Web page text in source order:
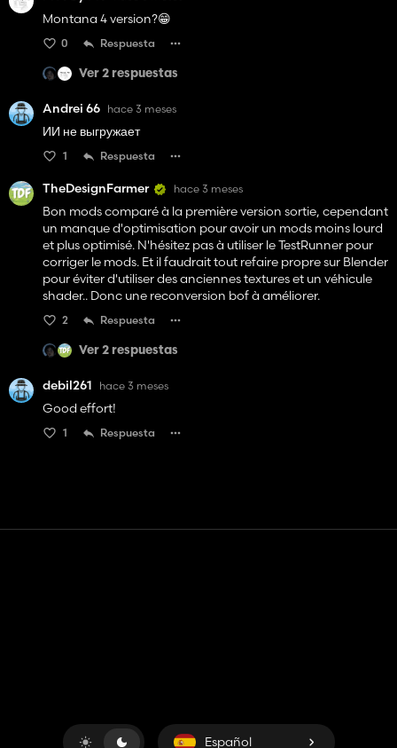
Montana 4 version?😁
0 Respuesta
Ver 2 respuestas
Andrei 66 hace 3 meses
ИИ не выгружает
1 Respuesta
TheDesignFarmer hace 3 meses
Bon mods comparé à la première version sortie, cependant
un manque d'optimisation pour avoir un mods moins lourd
et plus optimisé. N'hésitez pas à utiliser le TestRunner pour
corriger le mods. Et il faudrait tout refaire propre sur Blender
pour éviter d'utiliser des anciennes textures et un véhicule
shader.. Donc une reconversion bof à améliorer.
2 Respuesta
Ver 2 respuestas
debil261 hace 3 meses
Good effort!
1 Respuesta
Español